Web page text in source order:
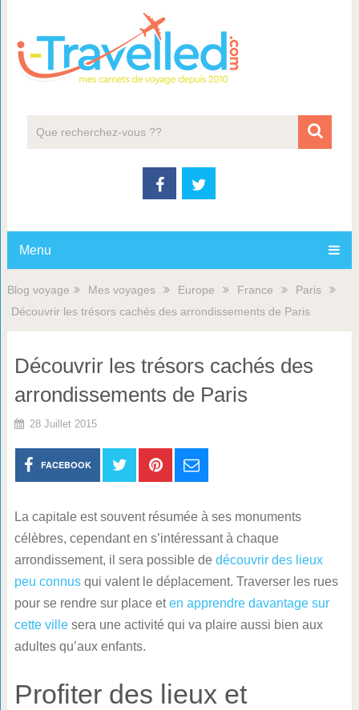
Menu
Blog voyage Mes voyages Europe France
Paris
Découvrir les trésors cachés des arrondissements de Paris
Découvrir les trésors cachés des
arrondissements de Paris
28 Juillet 2015
FACEBOOK
La capitale est souvent résumée à ses monuments
célèbres, cependant en s’intéressant à chaque
arrondissement, il sera possible de découvrir des lieux
peu connusqui valent le déplacement. Traverser les rues
pour se rendre sur place eten apprendre davantage sur
cette villesera une activité qui va plaire aussi bien aux
adultes qu’aux enfants.
Profiter des lieux et